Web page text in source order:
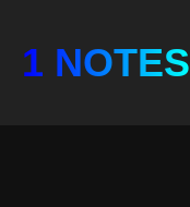
1 NOTES